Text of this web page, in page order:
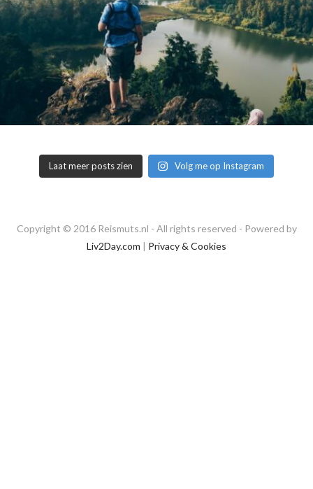
Laat meer posts zien Volg me op Instagram
Copyright © 2016 Reismuts.nl - All rights reserved - Powered by
Liv2Day.com | Privacy & Cookies